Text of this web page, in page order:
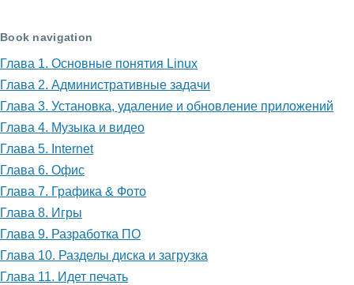
книги
для
Работа
с
рабочим
столом
Book navigation
Глава 1. Основные понятия Linux
Глава 2. Административные задачи
Глава 3. Установка, удаление и обновление приложений
Глава 4. Музыка и видео
Глава 5. Internet
Глава 6. Офис
Глава 7. Графика & Фото
Глава 8. Игры
Глава 9. Разработка ПО
Глава 10. Разделы диска и загрузка
Глава 11. Идет печать